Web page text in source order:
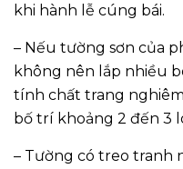
khi hành lễ cúng bái.
– Nếu tường sơn của
không nên lắp nhiều
tính chất trang
bố trí khoảng 2 đến 3
– Tường có treo tranh